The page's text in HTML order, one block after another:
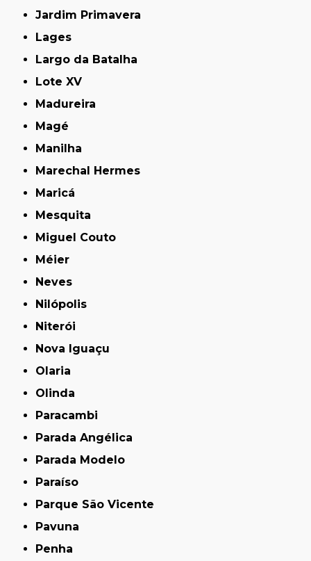
Jardim Primavera
Lages
Largo da Batalha
Lote XV
Madureira
Magé
Manilha
Marechal Hermes
Maricá
Mesquita
Miguel Couto
Méier
Neves
Nilópolis
Niterói
Nova Iguaçu
Olaria
Olinda
Paracambi
Parada Angélica
Parada Modelo
Paraíso
Parque São Vicente
Pavuna
Penha